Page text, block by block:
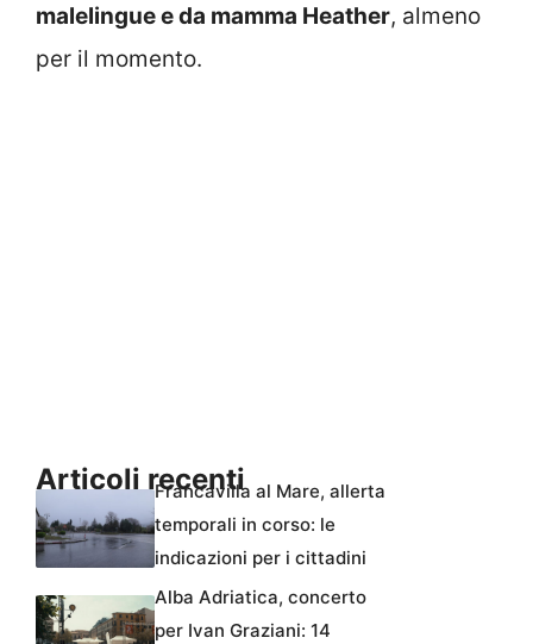
malelingue e da mamma Heather, almeno
per il momento.
Articoli recentiFrancavilla al Mare, allerta
temporali in corso: le
indicazioni per i cittadini
Alba Adriatica, concerto
per Ivan Graziani: 14